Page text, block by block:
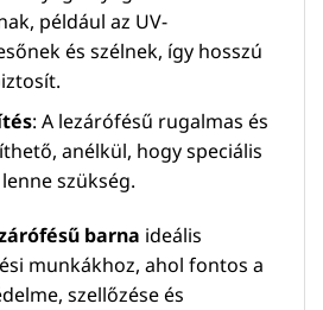
például az UV-
és szélnek, így hosszú
: A lezárófésű rugalmas és
anélkül, hogy speciális
szükség.
barna ideális
munkákhoz, ahol fontos a
szellőzése és